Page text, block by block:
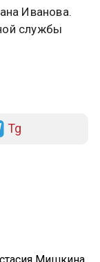
Иванова.
службы
Tg
Мишкина